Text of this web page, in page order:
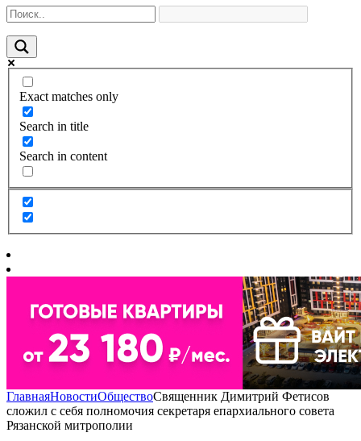
Exact matches only
Search in title
Search in content
ГлавнаяНовостиОбществоСвященник Димитрий Фетисов
сложил с себя полномочия секретаря епархиального совета
Рязанской митрополии